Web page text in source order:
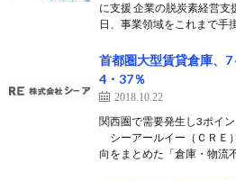
に支援 企業の脱炭素経営
日、事業領域をこれまで手
首都圏大型賃貸倉庫、
4・37％
2018.10.22
関西圏で需要発生し3ポイ
シーアールイー（ＣＲＥ
向をまとめた「倉庫・物流